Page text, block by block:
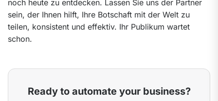
noch heute zu entdecken. Lassen Sie uns der Partner
sein, der Ihnen hilft, Ihre Botschaft mit der Welt zu
teilen, konsistent und effektiv. Ihr Publikum wartet
schon.
Ready to automate your business?